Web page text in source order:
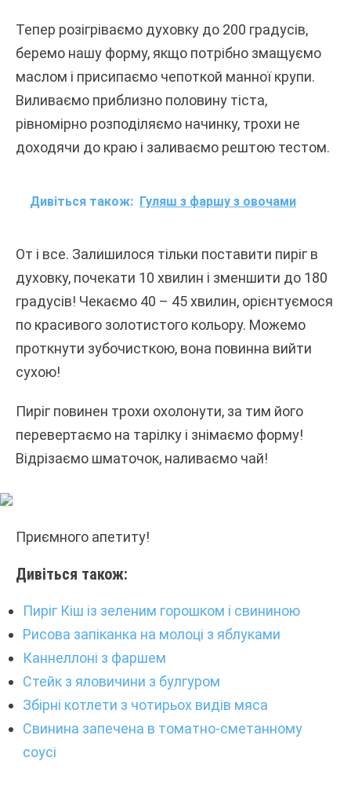
Тепер розігріваємо духовку до 200 градусів,
беремо нашу форму, якщо потрібно змащуємо
маслом і присипаємо чепоткой манної крупи.
Виливаємо приблизно половину тіста,
рівномірно розподіляємо начинку, трохи не
доходячи до краю і заливаємо рештою тестом.
Дивіться також: Гуляш з фаршу з овочами
От і все. Залишилося тільки поставити пиріг в
духовку, почекати 10 хвилин і зменшити до 180
градусів! Чекаємо 40 – 45 хвилин, орієнтуємося
по красивого золотистого кольору. Можемо
проткнути зубочисткою, вона повинна вийти
сухою!
Пиріг повинен трохи охолонути, за тим його
перевертаємо на тарілку і знімаємо форму!
Відрізаємо шматочок, наливаємо чай!
Приємного апетиту!
Дивіться також:
Пиріг Кіш із зеленим горошком і свининою
Рисова запіканка на молоці з яблуками
Каннеллоні з фаршем
Стейк з яловичини з булгуром
Збірні котлети з чотирьох видів мяса
Свинина запечена в томатно-сметанному
соусі